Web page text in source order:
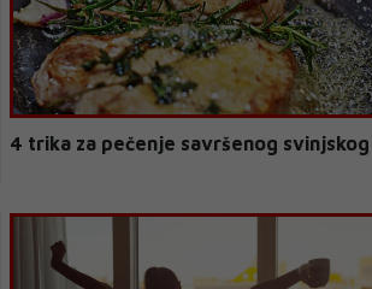
4 trika za pečenje savršenog